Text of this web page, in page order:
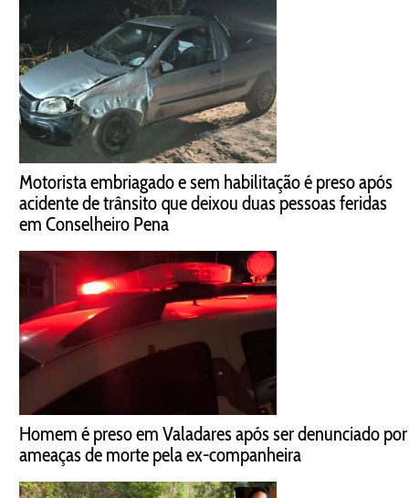
Motorista embriagado e sem habilitação é preso após
acidente de trânsito que deixou duas pessoas feridas
em Conselheiro Pena
Homem é preso em Valadares após ser denunciado por
ameaças de morte pela ex-companheira